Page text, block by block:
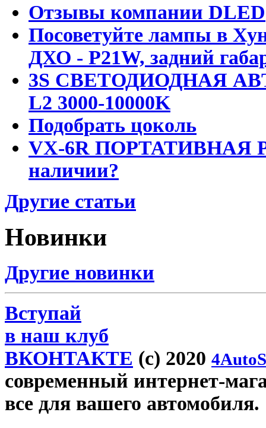
Отзывы компании DLED
Посоветуйте лампы в
ДХО - P21W, задний
3S СВЕТОДИОДНАЯ
L2 3000-10000K
Подобрать цоколь
VX-6R ПОРТАТИВНАЯ
наличии?
Другие статьи
Новинки
Другие новинки
Вступай
в наш клуб
ВКОНТАКТЕ (c) 2020
современный интернет-
все для вашего автомобиля.